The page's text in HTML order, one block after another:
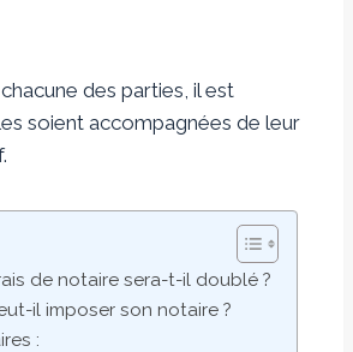
des parties, il est
soient accompagnées de leur
de notaire sera-t-il doublé ?
il imposer son notaire ?
: